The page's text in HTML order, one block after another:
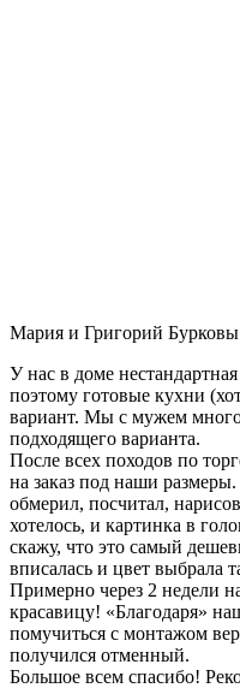
Мария и Григорий Бурковы
У нас в доме
поэтому готовые кухни
вариант. Мы с мужем
подходящего варианта.
После всех походов по
на заказ под наши
обмерил, посчитал,
хотелось, и картинка в
скажу, что это самый
вписалась и цвет выбрала
Примерно через 2 недели
красавицу! «Благодаря»
помучиться с монтажом
получился отменный.
Большое всем спасибо!